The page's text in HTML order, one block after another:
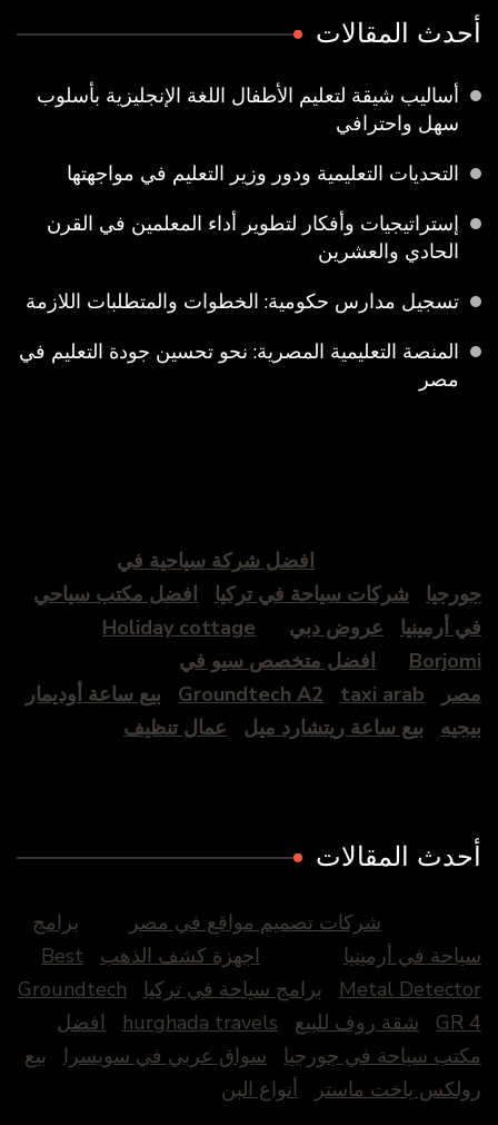
أحدث المقالات
أساليب شيقة لتعليم الأطفال اللغة الإنجليزية بأسلوب
سهل واحترافي
التحديات التعليمية ودور وزير التعليم في مواجهتها
إستراتيجيات وأفكار لتطوير أداء المعلمين في القرن
الحادي والعشرين
تسجيل مدارس حكومية: الخطوات والمتطلبات اللازمة
المنصة التعليمية المصرية: نحو تحسين جودة التعليم في
مصر
افضل شركة سياحية في
جورجيا
شركات سياحة في تركيا
افضل مكتب سياحي
في أرمينيا
عروض دبي
Holiday cottage
Borjomi
افضل متخصص سيو في
مصر
Groundtech A2 taxi arab
بيع ساعة أوديمار
بيجيه
بيع ساعة ريتشارد ميل عمال تنظيف
أحدث المقالات
شركات تصميم مواقع في مصر
برامج
سياحة في أرمينيا
اجهزة كشف الذهب
Best
Metal Detector
برامج سياحة في تركيا
Groundtech
GR 4
شقة روف للبيع hurghada travels
افضل
مكتب سياحة في جورجيا
سواق عربي في سويسرا
بيع
رولكس ياخت ماستر
أنواع البن